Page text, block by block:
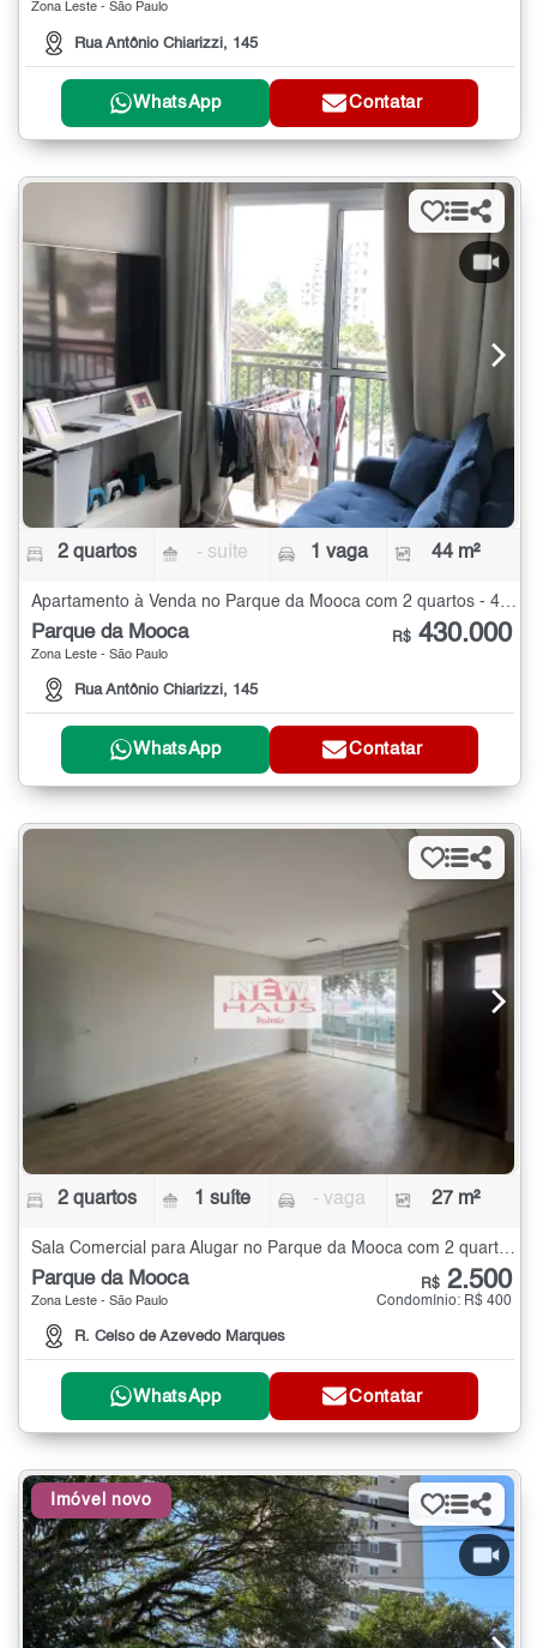
Zona Leste - São Paulo
Rua Antônio Chiarizzi, 145
WhatsApp Contatar
2 quartos - suíte 1 vaga 44 m²
Parque da Mooca
Zona Leste - São Paulo
Rua Antônio Chiarizzi, 145
R$ 430.000
WhatsApp Contatar
2 quartos 1 suíte - vaga 27 m²
Sala Comercial para Alugar no Parque da Mooca com 2 quartos - 27 m²
Parque da Mooca
Zona Leste - São Paulo
R. Celso de Azevedo Marques
R$ 2.500
Condomínio: R$ 400
WhatsApp Contatar
Imóvel novo